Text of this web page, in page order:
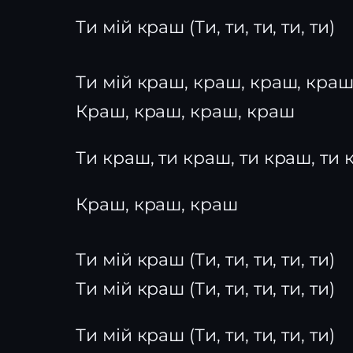
Ти мій краш (Ти, ти, ти, ти, ти)
Ти мій краш, краш, краш, краш
Краш, краш, краш, краш
Ти краш, ти краш, ти краш, ти
Краш, краш, краш
Ти мій краш (Ти, ти, ти, ти, ти)
Ти мій краш (Ти, ти, ти, ти, ти)
Ти мій краш (Ти, ти, ти, ти, ти)